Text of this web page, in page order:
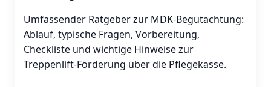
Umfassender Ratgeber zur MDK-Begutachtung:
Ablauf, typische Fragen, Vorbereitung,
Checkliste und wichtige Hinweise zur
Treppenlift-Förderung über die Pflegekasse.